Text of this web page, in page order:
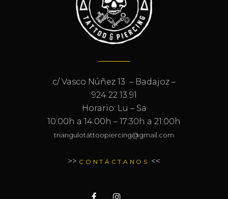
c/ Vasco Núñez 13 – Badajoz –
924 22 13 91
Horario: Lu – Sa
10:00h a 14:00h – 17:30h a 21:00h
triangulotattoopiercing@gmail.com
>> CONTÁCTANOS <<